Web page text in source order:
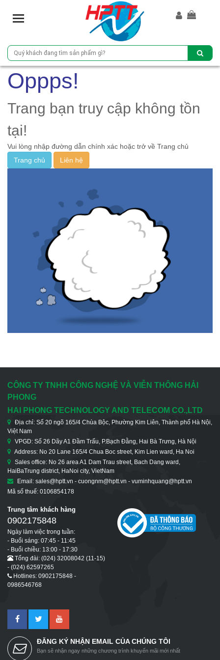
T
l
e
n
i
g
a
t
i
o
Oppps!
Trang bạn truy cập không tồn
tại!
Vui lòng nhập đường dẫn chính xác hoặc trở về Trang chủ
Trang chủ
Liên hệ
CÔNG TY TNHH CÔNG NGHỆ VÀ VIỄN THÔNG HẢI
PHONG
HAI PHONG TECHNOLOGY AND TELECOM CO.,LTD
Địa chỉ: Số 20 ngõ 165/4 Chùa Bộc, Phường Kim Liên, Thành phố Hà Nội,
Việt Nam
VPGD: Số 26 Dãy A1 Đầm Trấu, P.Bạch Đằng, Hai Bà Trưng, Hà Nội
Address: No 20 Lane 165/4 Chua Boc street, Kim Lien ward, Ha Noi
Sales office: No 26 area A1 Dam Trau street, Bach Dang ward,
HaiBaTrung district, HaNoi city, VietNam
Email: sales@hptt.vn - cuongnm@hptt.vn - vuminhquang@hptt.vn
Mã số thuế: 0106854178
Trung tâm khách hàng
0902175848
Ngày làm việc trong tuần:
- Buổi sáng: 07:45 - 11:45
- Buổi chiều: 13:00 - 17:30
Tổng đài: (024) 32008042 (11-15)
- (024) 62597265
Hotlines: 0902175848 -
0986546768
ĐĂNG KÝ NHẬN EMAIL CỦA CHÚNG TÔI
Bạn sẽ nhận ngay những chương trình khuyến mãi mới nhất